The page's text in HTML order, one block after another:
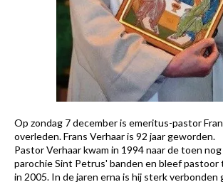
Op zondag 7 december is emeritus-pastor
overleden. Frans Verhaar is 92 jaar geworden.
Pastor Verhaar kwam in 1994 naar de toen
parochie Sint Petrus' banden en bleef pastoor
in 2005. In de jaren erna is hij sterk verbonden